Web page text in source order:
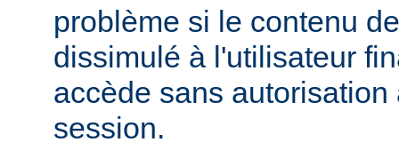
problème si le contenu
dissimulé à l'utilisateur
accède sans
session.